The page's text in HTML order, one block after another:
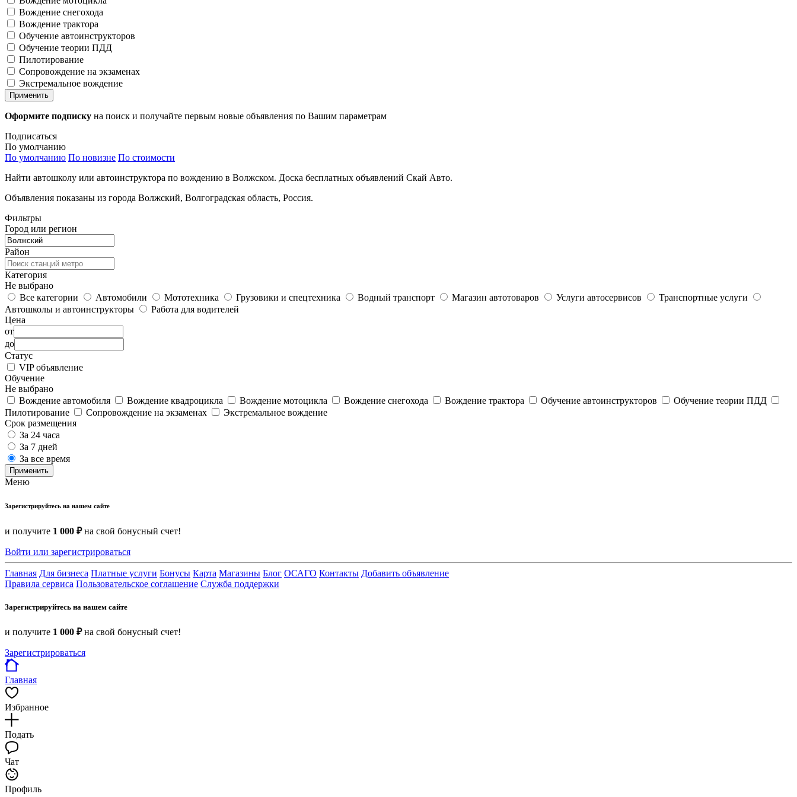
Вождение снегохода
Вождение трактора
Обучение автоинструкторов
Обучение теории ПДД
Пилотирование
Сопровождение на экзаменах
Экстремальное вождение
Применить
Оформите подписку на поиск и получайте первым новые объявления по Вашим параметрам
Подписаться
По умолчанию
По умолчанию По новизне По стоимости
Найти автошколу или автоинструктора по вождению в Волжском. Доска бесплатных объявлений Скай Авто.
Объявления показаны из города Волжский, Волгоградская область, Россия.
Фильтры
Город или регион
Район
Категория
Не выбрано
Все категории
Автомобили Мототехника Грузовики и спецтехника Водный транспорт Магазин автотоваров Услуги автосервисов
Транспортные услуги
Автошколы и автоинструкторы
Работа для водителей
Цена
от
до
Статус
VIP объявление
Обучение
Не выбрано
Вождение автомобиля
Вождение квадроцикла Вождение мотоцикла Вождение снегохода Вождение трактора Обучение автоинструкторов
Обучение теории ПДД
Пилотирование
Сопровождение на экзаменах
Экстремальное вождение
Срок размещения
За 24 часа
За 7 дней
За все время
Применить
Меню
Зарегистрируйтесь на нашем сайте
и получите 1 000 ₽на свой бонусный счет!
Войти или зарегистрироваться
Главная Для бизнеса Платные услуги Бонусы Карта Магазины Блог ОСАГО Контакты Добавить объявление
Правила сервиса Пользовательское соглашение Служба поддержки
Зарегистрируйтесь на нашем сайте
и получите 1 000 ₽на свой бонусный счет!
Зарегистрироваться
Главная
Избранное
Подать
Чат
Профиль